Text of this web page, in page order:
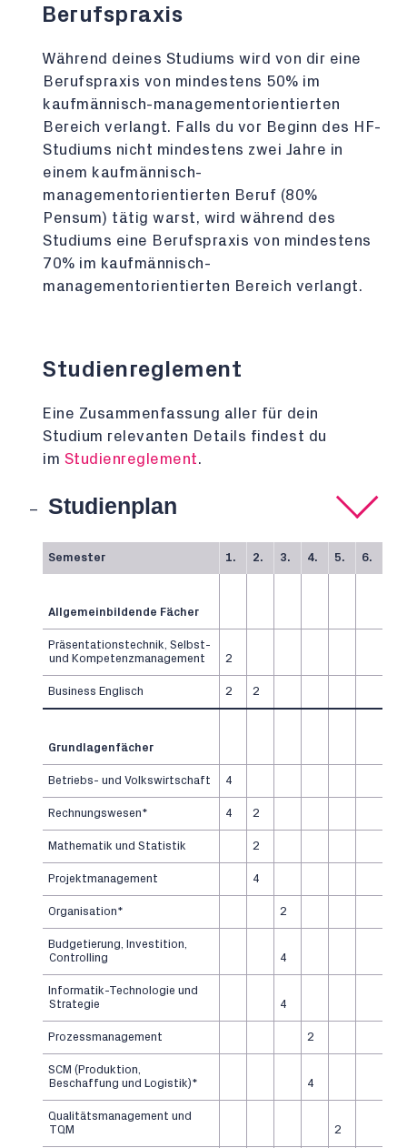
Berufspraxis
Während deines Studiums wird von dir eine
Berufspraxis von mindestens 50% im
kaufmännisch-managementorientierten
Bereich verlangt. Falls du vor Beginn des HF-
Studiums nicht mindestens zwei Jahre in
einem kaufmännisch-
managementorientierten Beruf (80%
Pensum) tätig warst, wird während des
Studiums eine Berufspraxis von mindestens
70% im kaufmännisch-
managementorientierten Bereich verlangt.
Studienreglement
Eine Zusammenfassung aller für dein
Studium relevanten Details findest du
im Studienreglement.
Studienplan
Semester 1. 2. 3. 4. 5. 6.
Allgemeinbildende Fächer
Präsentationstechnik, Selbst-
und Kompetenzmanagement
2
Business Englisch 2 2
Grundlagenfächer
Betriebs- und Volkswirtschaft 4
Rechnungswesen* 4 2
Mathematik und Statistik 2
Projektmanagement 4
Organisation* 2
Budgetierung, Investition,
Controlling
4
Informatik-Technologie und
Strategie
4
Prozessmanagement 2
SCM (Produktion,
Beschaffung und Logistik)*
4
Qualitätsmanagement und
TQM
2